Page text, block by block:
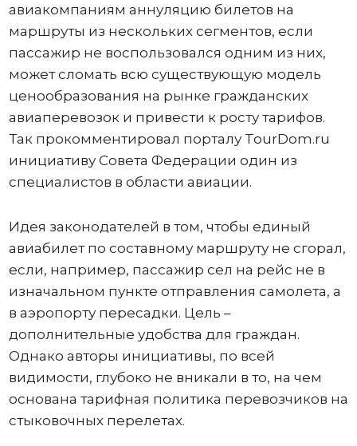
авиакомпаниям аннуляцию билетов на
маршруты из нескольких сегментов, если
пассажир не воспользовался одним из них,
может сломать всю существующую модель
ценообразования на рынке гражданских
авиаперевозок и привести к росту тарифов.
Так прокомментировал порталу TourDom.ru
инициативу Совета Федерации один из
специалистов в области авиации.
Идея законодателей в том, чтобы единый
авиабилет по составному маршруту не сгорал,
если, например, пассажир сел на рейс не в
изначальном пункте отправления самолета, а
в аэропорту пересадки. Цель –
дополнительные удобства для граждан.
Однако авторы инициативы, по всей
видимости, глубоко не вникали в то, на чем
основана тарифная политика перевозчиков на
стыковочных перелетах.